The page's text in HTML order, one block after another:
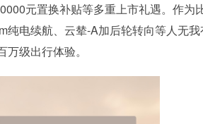
元置换补贴等多重上市礼遇。作为
电续航、云辇-A加后轮转向等人无我
级出行体验。